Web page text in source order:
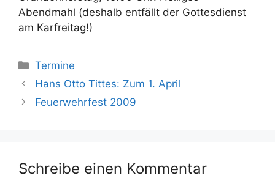
Abendmahl (deshalb entfällt der Gottesdienst
am Karfreitag!)
Kategorien
Termine
Hans Otto Tittes: Zum 1. April
Feuerwehrfest 2009
Schreibe einen Kommentar